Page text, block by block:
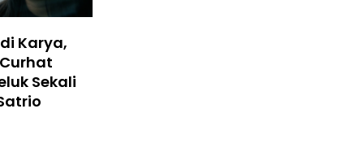
Karya,
Sekali